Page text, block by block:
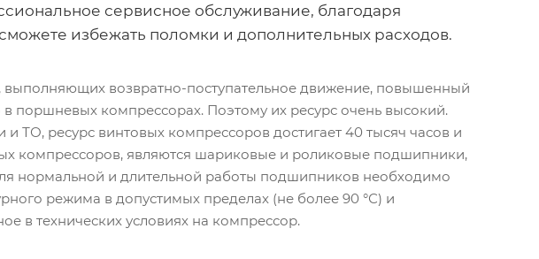
сервисное обслуживание, благодаря
избежать поломки и дополнительных расходов.
возвратно-поступательное движение, повышенный
в поршневых компрессорах. Поэтому их ресурс очень высокий.
ТО, ресурс винтовых компрессоров достигает 40 тысяч часов и
компрессоров, являются шариковые и роликовые подшипники,
нормальной и длительной работы подшипников необходимо
режима в допустимых пределах (не более 90 °С) и
в технических условиях на компрессор.